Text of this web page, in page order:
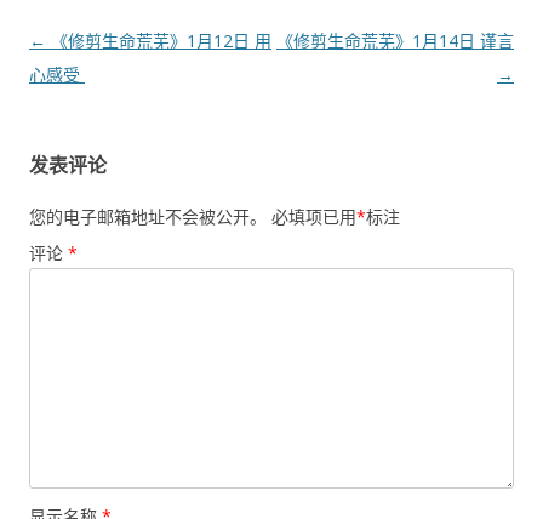
文
章
←
《修剪生命荒芜》1月12日 用
心感受
《修剪生命荒芜》1月14日 谨言
→
发表评论
您的电子邮箱地址不会被公开。 必填项已用*标注
评论 *